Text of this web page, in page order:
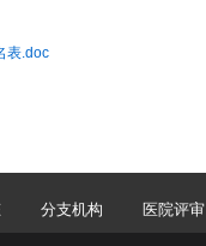
表.doc
分支机构 医院评审